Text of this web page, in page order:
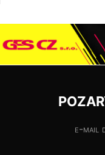
e-mail